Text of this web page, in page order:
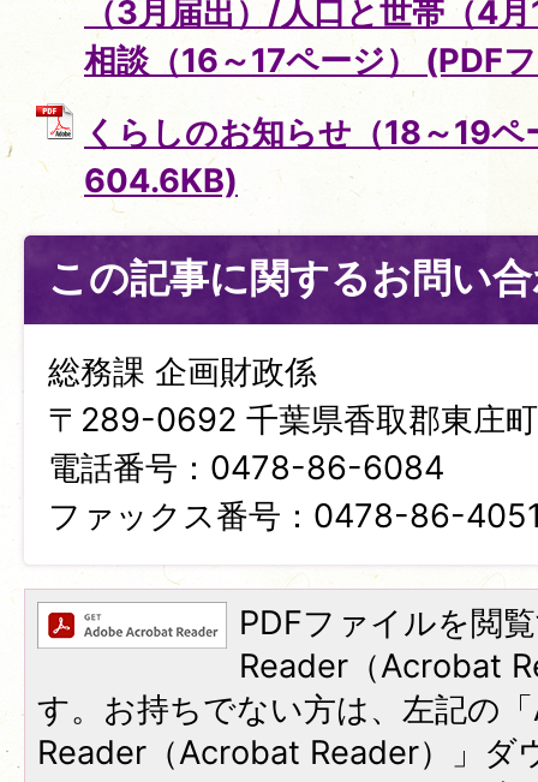
（3月届出）/人口と世帯（4
相談（16～17ページ） (PDF
くらしのお知らせ（18～19
604.6KB)
この記事に関するお問い
総務課 企画財政係
〒289-0692 千葉県香取郡東庄
電話番号：0478-86-6084
ファックス番号：0478-86-
PDFファイルを閲
Reader（Acrobat
す。お持ちでない方は、左記の
Reader（Acrobat Reader）」ダ